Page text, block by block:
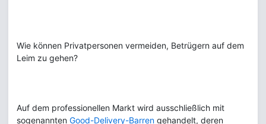
Wie können Privatpersonen vermeiden, Betrügern auf dem
Leim zu gehen?
Auf dem professionellen Markt wird ausschließlich mit
sogenannten Good-Delivery-Barren gehandelt, deren